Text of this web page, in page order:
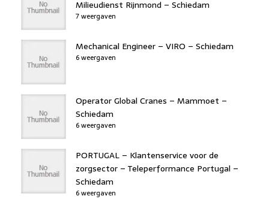
Milieudienst Rijnmond – Schiedam
7 weergaven
Mechanical Engineer – VIRO – Schiedam
6 weergaven
Operator Global Cranes – Mammoet –
Schiedam
6 weergaven
PORTUGAL – Klantenservice voor de
zorgsector – Teleperformance Portugal –
Schiedam
6 weergaven